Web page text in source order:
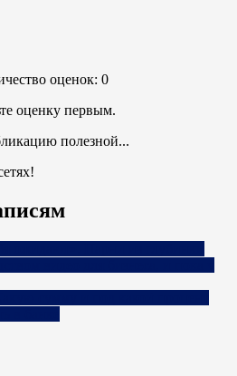
оценок: 0
оценку первым.
полезной...